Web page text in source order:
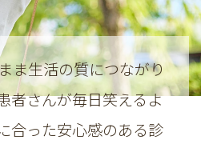
休診日は以下の通りで
)
になります。
ま生活の質につながり
者さんが毎日笑えるよ
合った安心感のある診